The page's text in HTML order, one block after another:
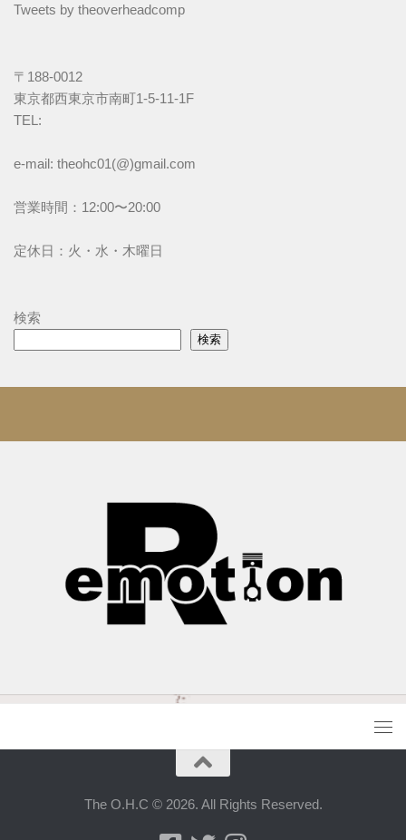
Tweets by theoverheadcomp
〒188-0012
東京都西東京市南町1-5-11-1F
TEL:
e-mail: theohc01(@)gmail.com
営業時間：12:00〜20:00
定休日：火・水・木曜日
検索
検索
The O.H.C © 2026. All Rights Reserved.